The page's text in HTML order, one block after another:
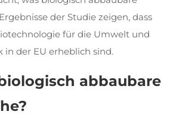
der Studie zeigen, dass
für die Umwelt und
der EU erheblich sind.
abbaubare